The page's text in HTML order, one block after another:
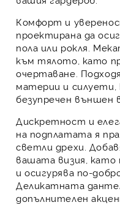
Комфорт и
проектирана да
пола или рокля.
към тялото, като
очертаване.
материи и силуети,
безупречен външен
Дискретност и
на подплатата я
светли дрехи.
вашата визия, като
и осигурява по-
Деликатната
допълнителен